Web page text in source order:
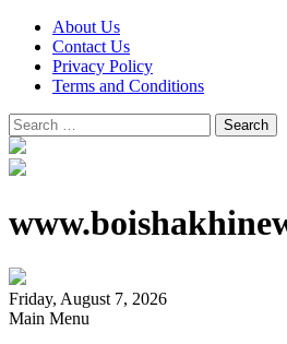
About Us
Contact Us
Privacy Policy
Terms and Conditions
Search
for:
Friday, August 7, 2026
Main Menu